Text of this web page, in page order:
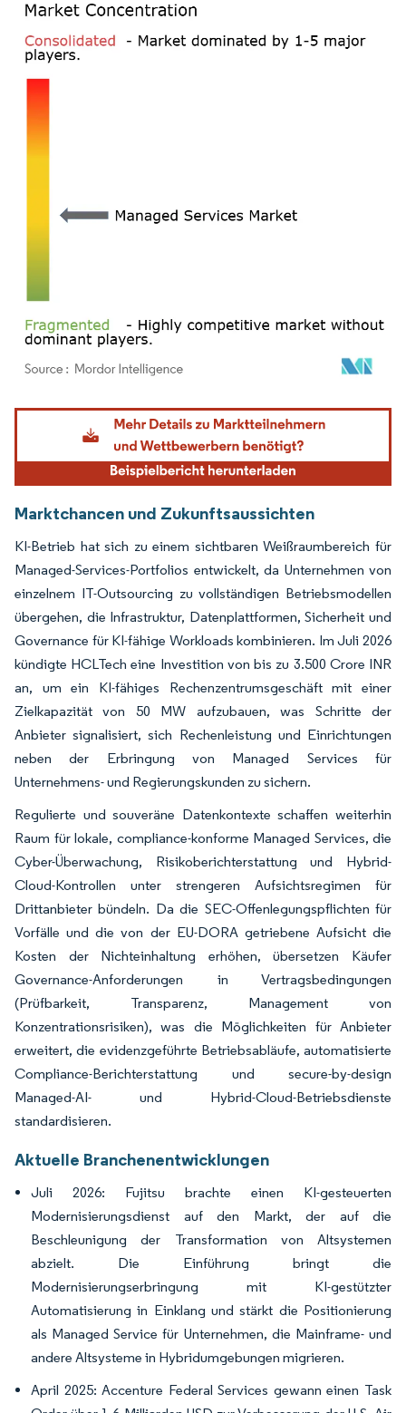
Bild © Mordor Intelligence. Wiederverwendung erfordert Namensnennung gemäß
Marktchancen und Zukunftsaussichten
KI-Betrieb hat sich zu einem sichtbaren Weißraumbereich für
Managed-Services-Portfolios entwickelt, da Unternehmen von
einzelnem IT-Outsourcing zu vollständigen Betriebsmodellen
übergehen, die Infrastruktur, Datenplattformen, Sicherheit und
Governance für KI-fähige Workloads kombinieren. Im Juli 2026
kündigte HCLTech eine Investition von bis zu 3.500 Crore INR
an, um ein KI-fähiges Rechenzentrumsgeschäft mit einer
Zielkapazität von 50 MW aufzubauen, was Schritte der
Anbieter signalisiert, sich Rechenleistung und Einrichtungen
neben der Erbringung von Managed Services für
Unternehmens- und Regierungskunden zu sichern.
Regulierte und souveräne Datenkontexte schaffen weiterhin
Raum für lokale, compliance-konforme Managed Services, die
Cyber-Überwachung, Risikoberichterstattung und Hybrid-
Cloud-Kontrollen unter strengeren Aufsichtsregimen für
Drittanbieter bündeln. Da die SEC-Offenlegungspflichten für
Vorfälle und die von der EU-DORA getriebene Aufsicht die
Kosten der Nichteinhaltung erhöhen, übersetzen Käufer
Governance-Anforderungen in Vertragsbedingungen
(Prüfbarkeit, Transparenz, Management von
Konzentrationsrisiken), was die Möglichkeiten für Anbieter
erweitert, die evidenzgeführte Betriebsabläufe, automatisierte
Compliance-Berichterstattung und secure-by-design
Managed-AI- und Hybrid-Cloud-Betriebsdienste
standardisieren.
Aktuelle Branchenentwicklungen
Juli 2026: Fujitsu brachte einen KI-gesteuerten
Modernisierungsdienst auf den Markt, der auf die
Beschleunigung der Transformation von Altsystemen
abzielt. Die Einführung bringt die
Modernisierungserbringung mit KI-gestützter
Automatisierung in Einklang und stärkt die Positionierung
als Managed Service für Unternehmen, die Mainframe- und
andere Altsysteme in Hybridumgebungen migrieren.
April 2025: Accenture Federal Services gewann einen Task